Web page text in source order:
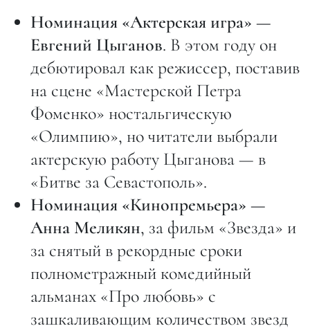
Номинация «Актерская игра» —
Евгений Цыганов. В этом году он
дебютировал как режиссер, поставив
на сцене «Мастерской Петра
Фоменко» ностальгическую
«Олимпию», но читатели выбрали
актерскую работу Цыганова — в
«Битве за Севастополь».
Номинация «Кинопремьера» —
Анна Меликян, за фильм «Звезда» и
за снятый в рекордные сроки
полнометражный комедийный
альманах «Про любовь» с
зашкаливающим количеством звезд